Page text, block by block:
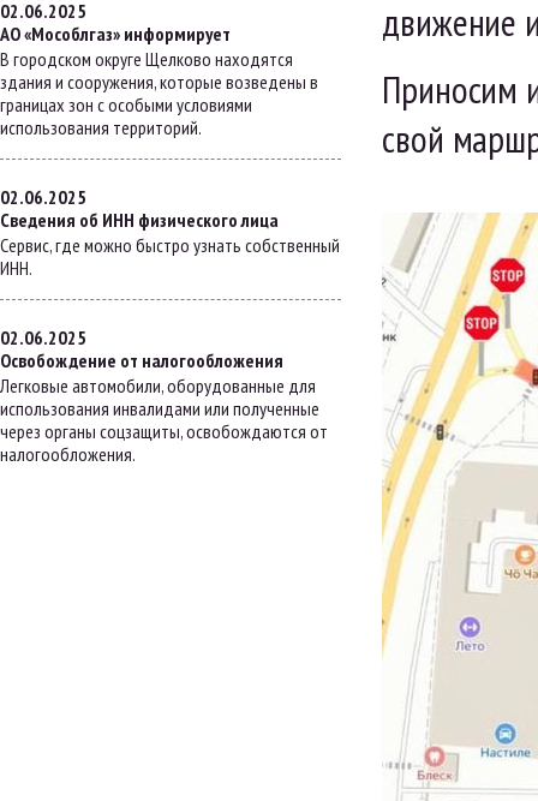
02.06.2025
АО «Мособлгаз» информирует
В городском округе Щелково находятся
здания и сооружения, которые возведены в
границах зон с особыми условиями
использования территорий.
02.06.2025
Сведения об ИНН физического лица
Сервис, где можно быстро узнать собственный
ИНН.
02.06.2025
Освобождение от налогообложения
Легковые автомобили, оборудованные для
использования инвалидами или полученные
через органы соцзащиты, освобождаются от
налогообложения.
движение
Приносим
свой